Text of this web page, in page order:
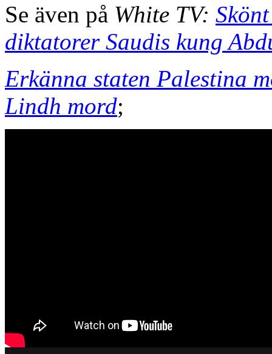
Se även på White TV:
diktatorer Saudis kung
Erkänna staten Palestina
Lindh mord;